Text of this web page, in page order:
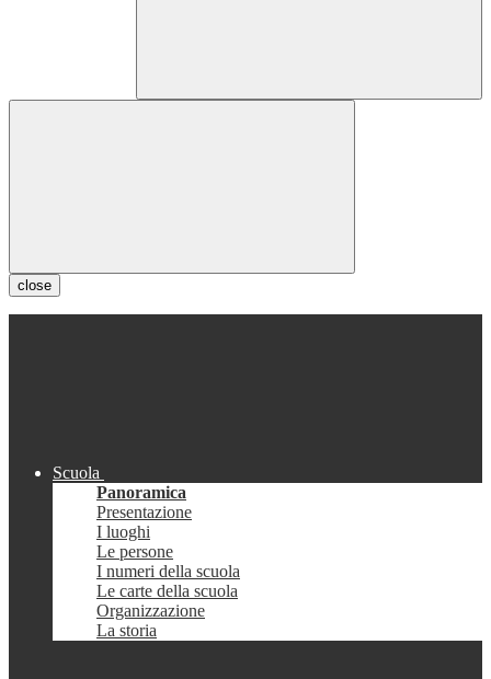
close
Scuola
Panoramica
Presentazione
I luoghi
Le persone
I numeri della scuola
Le carte della scuola
Organizzazione
La storia